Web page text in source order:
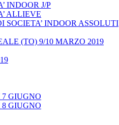
INDOOR J/P
ALLIEVE
INDOOR ASSOLUTI
(TO) 9/10 MARZO 2019
GIUGNO
GIUGNO